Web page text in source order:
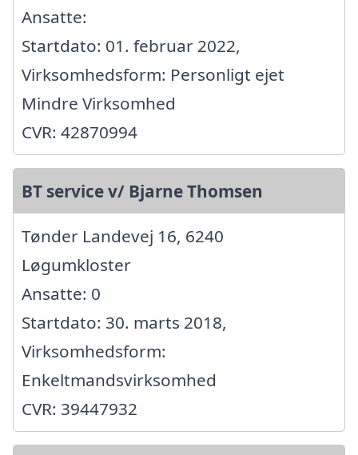
Ansatte:
Startdato: 01. februar 2022,
Virksomhedsform: Personligt ejet
Mindre Virksomhed
CVR: 42870994
BT service v/ Bjarne Thomsen
Tønder Landevej 16, 6240
Løgumkloster
Ansatte: 0
Startdato: 30. marts 2018,
Virksomhedsform:
Enkeltmandsvirksomhed
CVR: 39447932